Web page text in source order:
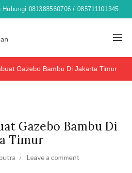
081388560706 / 085711101345
Gazebo Bambu Di Jakarta Timur
Gazebo Bambu Di
Timur
Leave a comment